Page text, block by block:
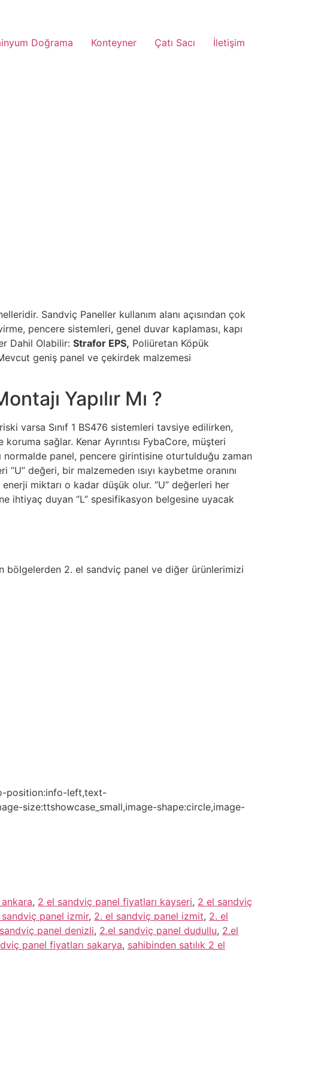
Doğrama Konteyner Çatı Sacı İletişim
Sandviç Paneller kullanım alanı açısından çok
pencere sistemleri, genel duvar kaplaması, kapı
Dahil Olabilir: Strafor EPS, Poliüretan Köpük
geniş panel ve çekirdek malzemesi
Yapılır Mı ?
varsa Sınıf 1 BS476 sistemleri tavsiye edilirken,
sağlar. Kenar Ayrıntısı FybaCore, müşteri
panel, pencere girintisine oturtulduğu zaman
“U” değeri, bir malzemeden ısıyı kaybetme oranını
miktarı o kadar düşük olur. “U” değerleri her
ihtiyaç duyan “L” spesifikasyon belgesine uyacak
bölgelerden 2. el sandviç panel ve diğer ürünlerimizi
position:info-left,text-
size:ttshowcase_small,image-shape:circle,image-
, 2 el sandviç panel fiyatları kayseri, 2 el sandviç
panel izmir, 2. el sandviç panel izmit, 2. el
panel denizli, 2.el sandviç panel dudullu, 2.el
panel fiyatları sakarya, sahibinden satılık 2 el